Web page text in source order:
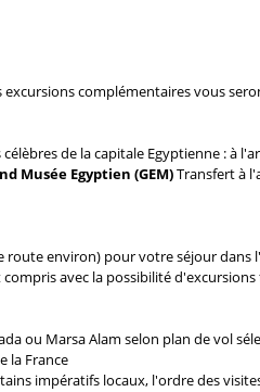
complémentaires vous
de la capitale Egyptienne : à
Musée Egyptien (GEM)Transfert à
environ) pour votre séjour dans
avec la possibilité
ou Marsa Alam selon plan de vol
la France
impératifs locaux, l'ordre des